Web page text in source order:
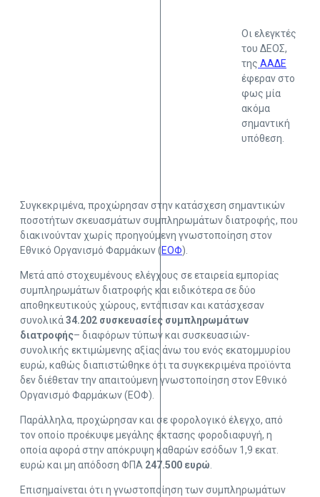
Οι ελεγκτές
του ΔΕΟΣ,
της ΑΑΔΕ
έφεραν στο
φως μία
ακόμα
σημαντική
υπόθεση.
Συγκεκριμένα, προχώρησαν στην κατάσχεση σημαντικών
ποσοτήτων σκευασμάτων συμπληρωμάτων διατροφής, που
διακινούνταν χωρίς προηγούμενη γνωστοποίηση στον
Εθνικό Οργανισμό Φαρμάκων ( ΕΟΦ).
Μετά από στοχευμένους ελέγχους σε εταιρεία εμπορίας
συμπληρωμάτων διατροφής και ειδικότερα σε δύο
αποθηκευτικούς χώρους, εντόπισαν και κατάσχεσαν
συνολικά34.202 συσκευασίες συμπληρωμάτων
διατροφής– διαφόρων τύπων και συσκευασιών-
συνολικής εκτιμώμενης αξίας άνω του ενός εκατομμυρίου
ευρώ, καθώς διαπιστώθηκε ότι τα συγκεκριμένα προϊόντα
δεν διέθεταν την απαιτούμενη γνωστοποίηση στον Εθνικό
Οργανισμό Φαρμάκων (ΕΟΦ).
Παράλληλα, προχώρησαν και σε φορολογικό έλεγχο, από
τον οποίο προέκυψε μεγάλης έκτασης φοροδιαφυγή, η
οποία αφορά στην απόκρυψη καθαρών εσόδων 1,9 εκατ.
ευρώ και μη απόδοση ΦΠΑ 247.500 ευρώ.
Επισημαίνεται ότι η γνωστοποίηση των συμπληρωμάτων